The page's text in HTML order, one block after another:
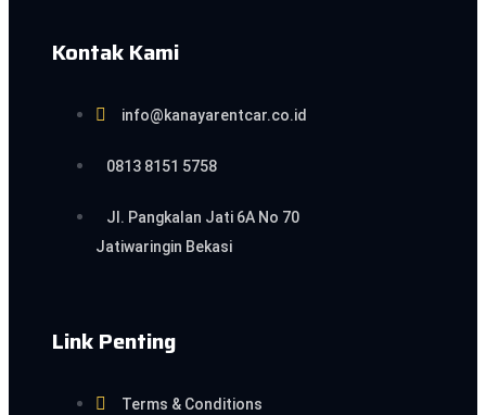
Kontak Kami
info@kanayarentcar.co.id
0813 8151 5758
Jl. Pangkalan Jati 6A No 70
Jatiwaringin Bekasi
Link Penting
Terms & Conditions